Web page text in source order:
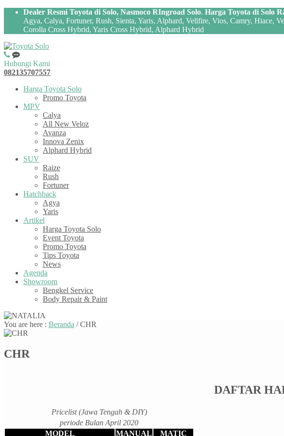
Dealer Resmi Toyota di Solo, Nasmoco RIngroad Solo. Harga Toyota di Solo
Agya, Calya, Fortuner, Rush, Sienta, Yaris, Alphard, Vellfire, Vios, Camry,
Corolla Cross Hybrid, Yaris Cross Hybrid, Alphard Hybrid
Hubungi Kami
082135707557
Harga Toyota Solo
Promo Toyota
MPV
Calya
All New Veloz
Avanza
Innova Zenix
Alphard Hybrid
SUV
Raize
Rush
Fortuner
Hatchback
Agya
Yaris
Artikel
Harga Toyota Solo
Event Toyota
Promo Toyota
Tips Toyota
News
Agenda
Showroom
Bengkel Service
Body Repair & Paint
You are here : Beranda /CHR
CHR
DAFTAR
Pricelist (Jawa Tengah & DIY)
periode Bulan April 2020
MODEL
MANUAL MATIC